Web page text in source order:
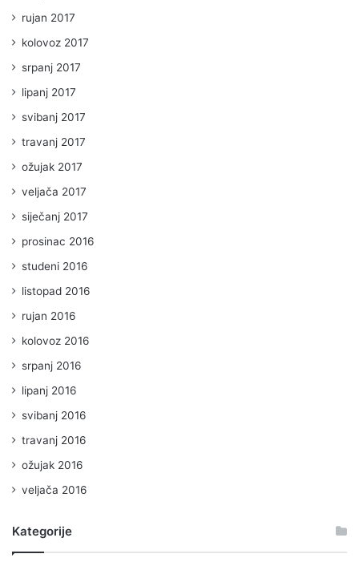
rujan 2017
kolovoz 2017
srpanj 2017
lipanj 2017
svibanj 2017
travanj 2017
ožujak 2017
veljača 2017
siječanj 2017
prosinac 2016
studeni 2016
listopad 2016
rujan 2016
kolovoz 2016
srpanj 2016
lipanj 2016
svibanj 2016
travanj 2016
ožujak 2016
veljača 2016
Kategorije